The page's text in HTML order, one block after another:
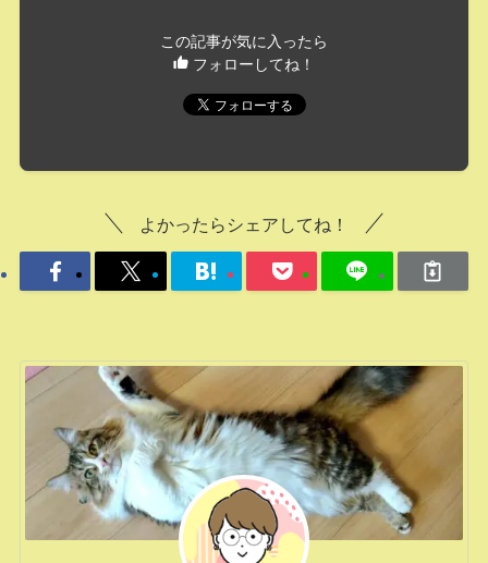
この記事が気に入ったら
フォローしてね！
よかったらシェアしてね！